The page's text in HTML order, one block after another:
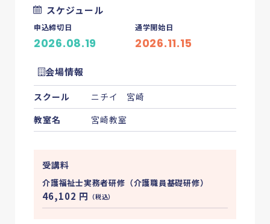
スケジュール
申込締切日
2026.08.19
通学開始日
2026.11.15
会場情報
スクール
ニチイ 宮崎
教室名
宮崎教室
受講料
介護福祉士実務者研修（介護職員基礎研修）
46,102 円 （税込）